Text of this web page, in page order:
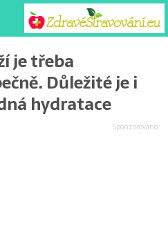
je třeba
Důležité je i
hydratace